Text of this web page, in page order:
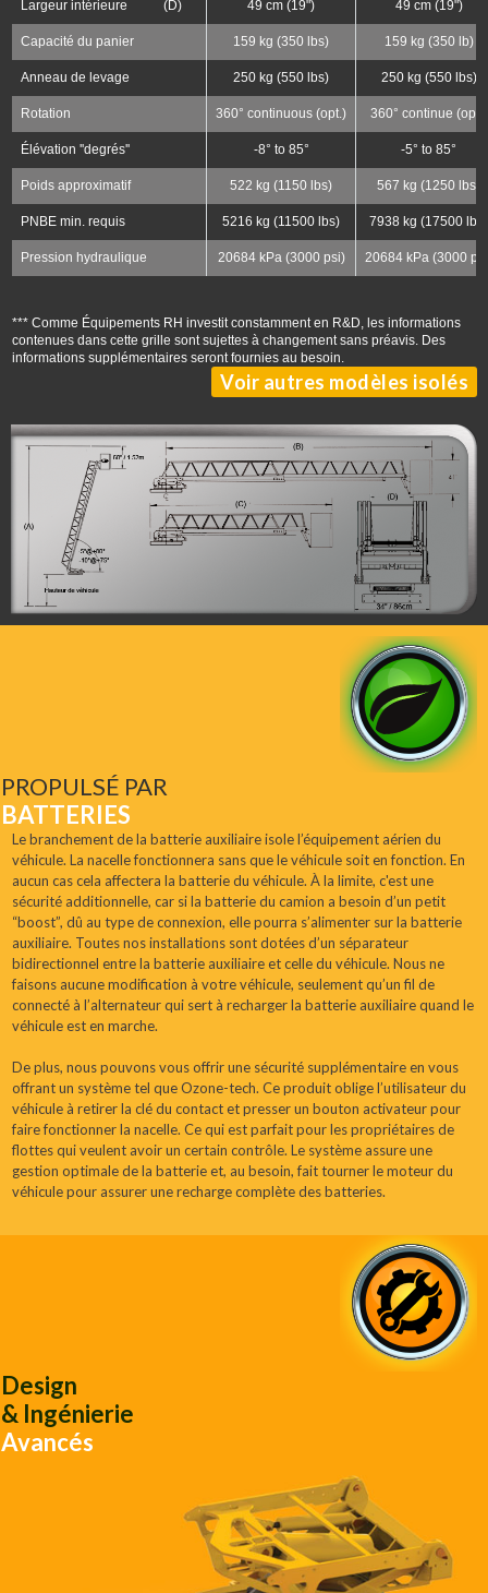
Largeur intérieure (D) 49 cm (19") 49 cm (19")
Capacité du panier 159 kg (350 lbs) 159 kg (350 lb)
Anneau de levage 250 kg (550 lbs) 250 kg (550 lbs)
Rotation 360° continuous (opt.) 360° continue (opt.)
Élévation ''degrés'' -8° to 85° -5° to 85°
Poids approximatif 522 kg (1150 lbs) 567 kg (1250 lbs)
PNBE min. requis 5216 kg (11500 lbs) 7938 kg (17500 lbs)
Pression hydraulique 20684 kPa (3000 psi) 20684 kPa (3000
*** Comme Équipements RH investit constamment en R&D, les informations
contenues dans cette grille sont sujettes à changement sans préavis. Des
informations supplémentaires seront fournies au besoin.
Voir autres modèles isolés
PROPULSÉ PAR
BATTERIES
Le branchement de la batterie auxiliaire isole l’équipement aérien du
véhicule. La nacelle fonctionnera sans que le véhicule soit en fonction. En
aucun cas cela affectera la batterie du véhicule. À la limite, c'est une
sécurité additionnelle, car si la batterie du camion a besoin d’un petit
“boost”, dû au type de connexion, elle pourra s’alimenter sur la batterie
auxiliaire. Toutes nos installations sont dotées d’un séparateur
bidirectionnel entre la batterie auxiliaire et celle du véhicule. Nous ne
faisons aucune modification à votre véhicule, seulement qu’un fil de
connecté à l’alternateur qui sert à recharger la batterie auxiliaire quand le
véhicule est en marche.
De plus, nous pouvons vous offrir une sécurité supplémentaire en vous
offrant un système tel que Ozone-tech. Ce produit oblige l’utilisateur du
véhicule à retirer la clé du contact et presser un bouton activateur pour
faire fonctionner la nacelle. Ce qui est parfait pour les propriétaires de
flottes qui veulent avoir un certain contrôle. Le système assure une
gestion optimale de la batterie et, au besoin, fait tourner le moteur du
véhicule pour assurer une recharge complète des batteries.
Design
& Ingénierie
Avancés